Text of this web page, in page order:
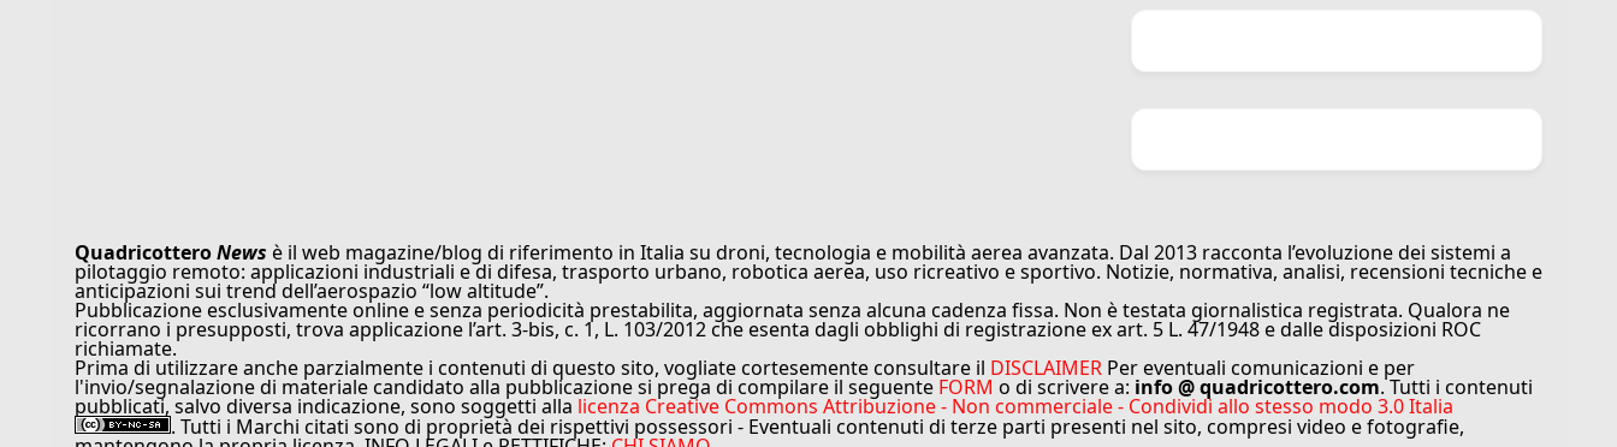
QuadricotteroNews è il web magazine/blog di riferimento in Italia su droni, tecnologia e mobilità aerea avanzata. Dal 2013 racconta l’evoluzione dei sistemi a
pilotaggio remoto: applicazioni industriali e di difesa, trasporto urbano, robotica aerea, uso ricreativo e sportivo. Notizie, normativa, analisi, recensioni tecniche e
anticipazioni sui trend dell’aerospazio “low altitude”.
Pubblicazione esclusivamente online e senza periodicità prestabilita, aggiornata senza alcuna cadenza fissa. Non è testata giornalistica registrata. Qualora ne
ricorrano i presupposti, trova applicazione l’art. 3-bis, c. 1, L. 103/2012 che esenta dagli obblighi di registrazione ex art. 5 L. 47/1948 e dalle disposizioni ROC
richiamate.
Prima di utilizzare anche parzialmente i contenuti di questo sito, vogliate cortesemente consultare il DISCLAIMER Per eventuali comunicazioni e per
l'invio/segnalazione di materiale candidato alla pubblicazione si prega di compilare il seguente FORM o di scrivere a: info @ quadricottero.com. Tutti i contenuti
pubblicati, salvo diversa indicazione, sono soggetti alla licenza Creative Commons Attribuzione - Non commerciale - Condividi allo stesso modo 3.0 Italia
. Tutti i Marchi citati sono di proprietà dei rispettivi possessori - Eventuali contenuti di terze parti presenti nel sito, compresi video e fotografie,